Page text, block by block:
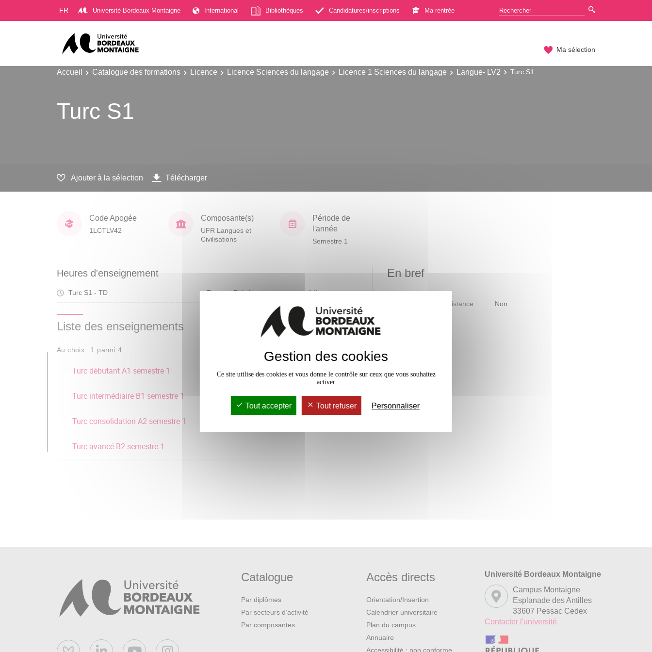
FR Université Bordeaux Montaigne International Bibliothèques Candidatures/inscriptions Ma rentrée
Ma sélection
Accueil Catalogue des formations Licence Licence Sciences du langage Licence 1 Sciences du langage Langue- LV2 Turc S1
Turc S1
Ajouter à la sélection Télécharger
Code Apogée
1LCTLV42
Composante(s)
UFR Langues et
Civilisations
Période de
l'année
Semestre 1
Heures d'enseignement
Turc S1 - TD Travaux Dirigés 24h
Liste des enseignements
Au choix : 1 parmi 4
Turc débutant A1 semestre 1
Turc intermédiaire B1 semestre 1
Turc consolidation A2 semestre 1
Turc avancé B2 semestre 1
En bref
Accessible à distance Non
Catalogue
Par diplômes
Par secteurs d’activité
Par composantes
Accès directs
Orientation/Insertion
Calendrier universitaire
Plan du campus
Annuaire
Accessibilité : non conforme
Université Bordeaux Montaigne
Campus Montaigne
Esplanade des Antilles
33607 Pessac Cedex
Contacter l'université
Gestion des cookies
Ce site utilise des cookies et vous donne le contrôle sur ceux que vous souhaitez
activer
Tout accepter Tout refuser Personnaliser